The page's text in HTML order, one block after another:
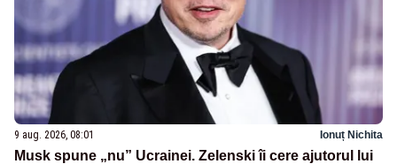
9 aug. 2026, 08:01 Ionuț Nichita
Musk spune „nu” Ucrainei. Zelenski îi cere ajutorul lui